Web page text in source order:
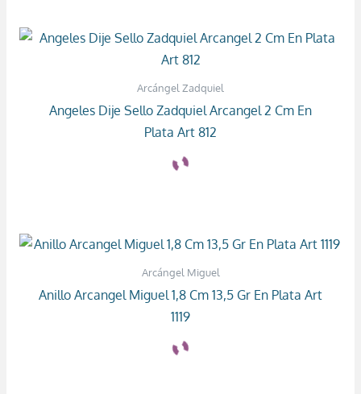
Arcángel Zadquiel
Angeles Dije Sello Zadquiel Arcangel 2 Cm En
Plata Art 812
Arcángel Miguel
Anillo Arcangel Miguel 1,8 Cm 13,5 Gr En Plata Art
1119